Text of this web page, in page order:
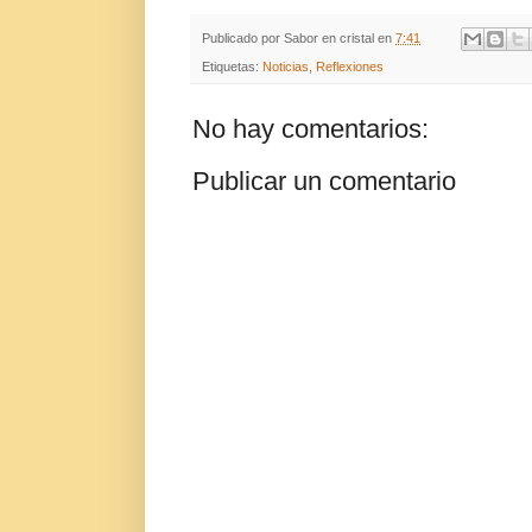
Publicado por Sabor en cristal en 7:41
Etiquetas: Noticias Reflexiones
No hay comentarios:
Publicar un comentario